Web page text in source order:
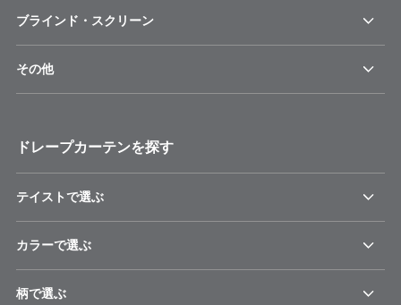
ブラインド・スクリーン
その他
ドレープカーテンを探す
テイストで選ぶ
カラーで選ぶ
柄で選ぶ